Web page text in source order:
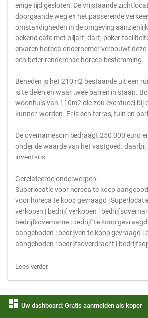
enige tijd gesloten. De vrijstaande
doorgaande weg en het passerende
omstandigheden in de omgeving
bekend cafe met biljart, dart, poker
ervaren horeca ondernemer verbouwt
een beter renderende horeca bestemming.
Beneden is het 210m2 bestaande uit een
is te delen en waar twee barren in staan.
woonhuis van 110m2 die zou eventueel bij
kunnen worden. Er is een terras, tuin en
De overnamesom bedraagt 250.000 euro
onder de waarde van het vastgoed. daarbij
inventaris.
Gerelateerde onderwerpen:
Superlocatie voor horeca te koop
voor horeca te koop gevraagd |
verkopen | bedrijf verkopen |
bedrijfsovername | bedrijf te koop
aangeboden | bedrijven te koop gevraagd |
aangeboden | bedrijfsoverdracht |
Lees verder
dashboard Uw dashboard: Gratis aanmelden als koper